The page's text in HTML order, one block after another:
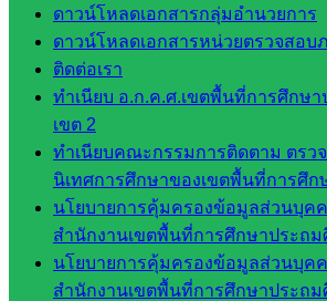
ดาวน์โหลดเอกสารกลุ่มอำนวยการ
ดาวน์โหลดเอกสารหน่วยตรวจสอบ
ติดต่อเรา
ทำเนียบ อ.ก.ค.ศ.เขตพื้นที่การศึกษ
เขต 2
ทำเนียบคณะกรรมการติดตาม ตรว
นิเทศการศึกษาของเขตพื้นที่การศึก
นโยบายการคุ้มครองข้อมูลส่วนบุคค
สำนักงานเขตพื้นที่การศึกษาประถม
นโยบายการคุ้มครองข้อมูลส่วนบุคค
สำนักงานเขตพื้นที่การศึกษาประถม
ดี เพ็งศรี
โคตร
เว็บไซต์
คณะ
กรรมการ
ก.ต.ป.น.
เว็บไซต์
อ.ค.ก.ศ.เขต
พื้นที่การ